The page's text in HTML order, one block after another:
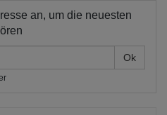
an, um die neuesten